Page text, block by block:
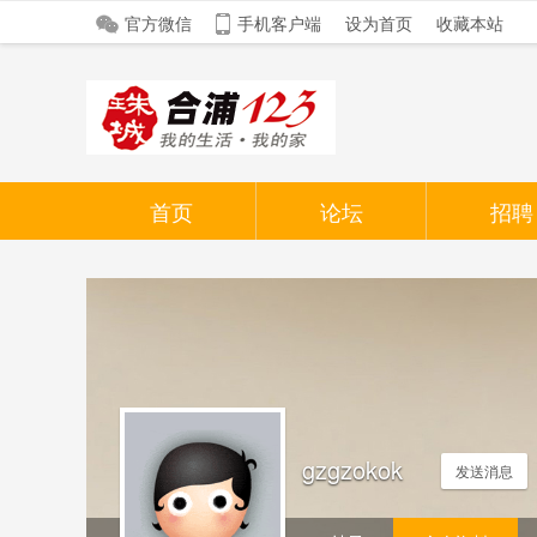
官方微信 手机客户端 设为首页 收藏本站
首页 论坛 招聘
gzgzokok 发送消息